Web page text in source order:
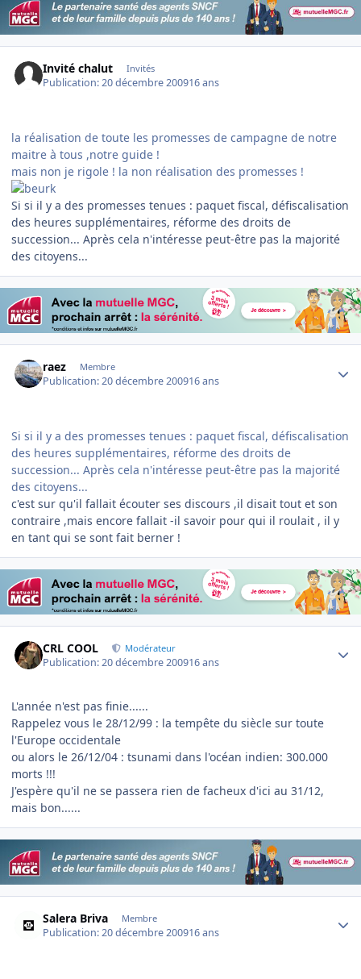
Invité chalut Invités
Publication:20 décembre 200916 ans
la réalisation de toute les promesses de campagne de notre
maitre à tous ,notre guide !
mais non je rigole ! la non réalisation des promesses !
Si si il y a des promesses tenues : paquet fiscal, défiscalisation
des heures supplémentaires, réforme des droits de
succession... Après cela n'intéresse peut-être pas la majorité
des citoyens...
raez Membre
Publication:20 décembre 200916 ans
Si si il y a des promesses tenues : paquet fiscal, défiscalisation
des heures supplémentaires, réforme des droits de
succession... Après cela n'intéresse peut-être pas la majorité
des citoyens...
c'est sur qu'il fallait écouter ses discours ,il disait tout et son
contraire ,mais encore fallait -il savoir pour qui il roulait , il y
en tant qui se sont fait berner !
CRL COOL Modérateur
Publication:20 décembre 200916 ans
L'année n'est pas finie......
Rappelez vous le 28/12/99 : la tempête du siècle sur toute
l'Europe occidentale
ou alors le 26/12/04 : tsunami dans l'océan indien: 300.000
morts !!!
J'espère qu'il ne se passera rien de facheux d'ici au 31/12,
mais bon......
Salera Briva Membre
Publication:20 décembre 200916 ans